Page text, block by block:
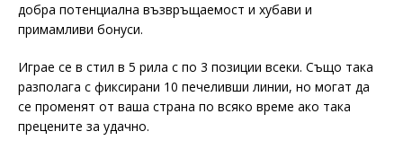
добра потенциална възвръщаемост и хубави и
примамливи бонуси.
Играе се в стил в 5 рила с по 3 позиции всеки. Също така
разполага с фиксирани 10 печеливши линии, но могат да
се променят от ваша страна по всяко време ако така
прецените за удачно.